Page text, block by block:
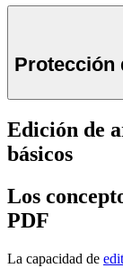
Protección
Edición de
básicos
Los
PDF
La capacidad de